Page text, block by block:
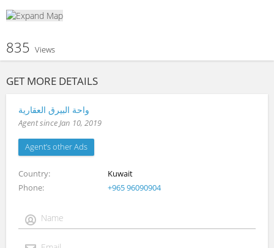
835 Views
GET MORE DETAILS
واحة البيرق العقارية
Agent since Jan 10, 2019
Agent’s other Ads
Country
Kuwait
Phone
+965 96090904